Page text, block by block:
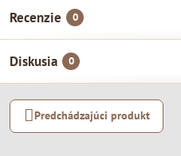
Recenzie 0
Diskusia 0
Predchádzajúci produkt